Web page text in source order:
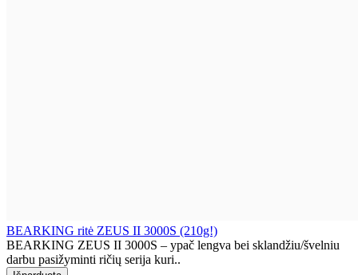
BEARKING ritė ZEUS II 3000S (210g!)
BEARKING ZEUS II 3000S – ypač lengva bei sklandžiu/švelniu
darbu pasižyminti ričių serija kuri..